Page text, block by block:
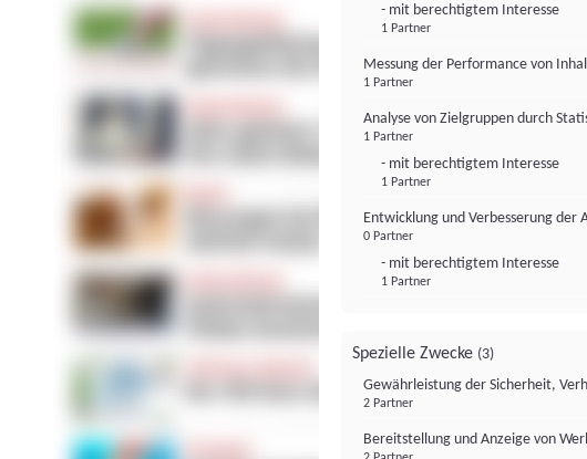
- mit berechtigtem Interesse
1 Partner
Messung der Performance von
1 Partner
Analyse von Zielgruppen durch
1 Partner
- mit berechtigtem Interesse
1 Partner
Entwicklung und Verbesserung der
0 Partner
- mit berechtigtem Interesse
1 Partner
Spezielle Zwecke (3)
Gewährleistung der Sicherheit,
2 Partner
Bereitstellung und Anzeige von